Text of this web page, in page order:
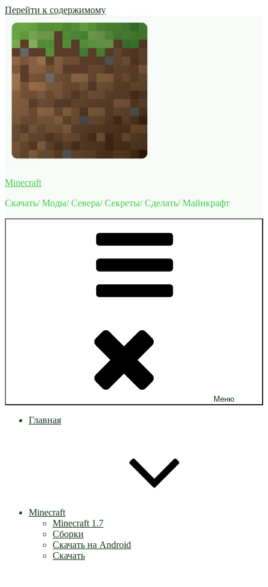
Перейти к содержимому
Minecraft
Скачать/ Моды/ Севера/ Секреты/ Сделать/ Майнкрафт
Меню
Главная
Minecraft
Minecraft 1.7
Сборки
Скачать на Android
Скачать